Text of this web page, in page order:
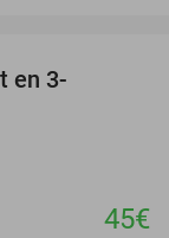
en 3-
45€